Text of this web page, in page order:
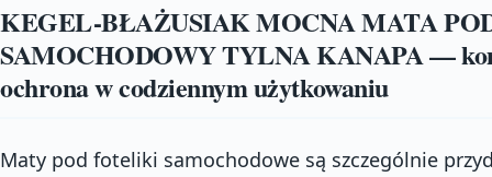
KEGEL-BŁAŻUSIAK MOCNA MATA
SAMOCHODOWY TYLNA KANAPA —
ochrona w codziennym użytkowaniu
Maty pod foteliki samochodowe są szczególnie